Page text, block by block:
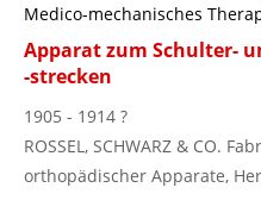
Medico-mechanisches
Apparat zum Schulter-
-strecken
1905 - 1914 ?
ROSSEL, SCHWARZ & CO.
orthopädischer Apparate,